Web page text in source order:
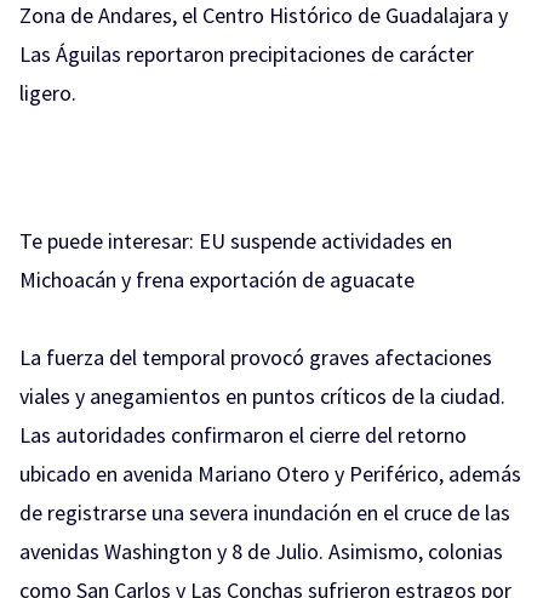
Zona de Andares, el Centro Histórico de Guadalajara y
Las Águilas reportaron precipitaciones de carácter
ligero.
Te puede interesar: EU suspende actividades en
Michoacán y frena exportación de aguacate
La fuerza del temporal provocó graves afectaciones
viales y anegamientos en puntos críticos de la ciudad.
Las autoridades confirmaron el cierre del retorno
ubicado en avenida Mariano Otero y Periférico, además
de registrarse una severa inundación en el cruce de las
avenidas Washington y 8 de Julio. Asimismo, colonias
como San Carlos y Las Conchas sufrieron estragos por